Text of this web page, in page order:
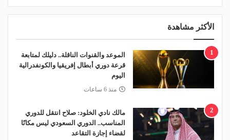
الأكثر مشاهدة
1
الموعد والقنوات الناقلة.. دليلك لمتابعة
قرعة دوري أبطال إفريقيا والكونفدرالية
اليوم
منذ 6 ساعات
2
مالك نادي الخلود: صلاح انتقل للدوري
المناسب.. الدوري السعودي ليس مكانًا
لقضاء إجازة التقاعد